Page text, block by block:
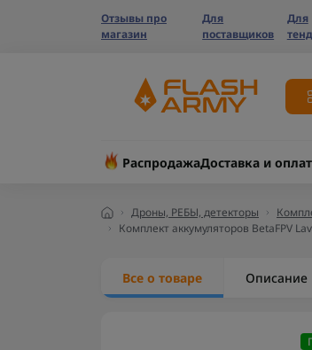
Отзывы про
магазин
Для
поставщиков
Для
РаспродажаДоставка и
Дроны, РЕБЫ, детекторы
Комплект аккумуляторов BetaFPV
Все о товаре Описание